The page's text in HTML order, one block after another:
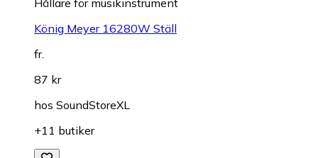
König Meyer 16280W Ställ
fr.
87 kr
hos SoundStoreXL
+11 butiker